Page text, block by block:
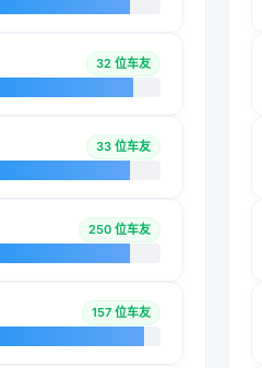
32 位车友
33 位车友
250 位车友
157 位车友